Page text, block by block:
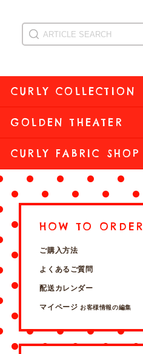
CURLY COLLECTION
GOLDEN THEATER
CURLY FABRIC SHOP
HOW TO ORDER
ご購入方法
よくあるご質問
配送カレンダー
マイページ お客様情報の編集